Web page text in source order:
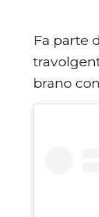
Fa parte
brano